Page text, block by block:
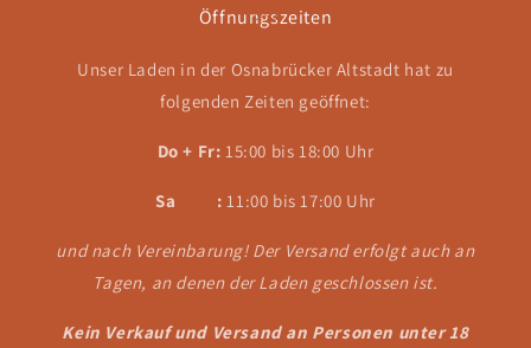
Öffnungszeiten
Unser Laden in der Osnabrücker Altstadt hat zu
folgenden Zeiten geöffnet:
Do + Fr: 15:00 bis 18:00 Uhr
Sa :11:00 bis 17:00 Uhr
und nach Vereinbarung! Der Versand erfolgt auch an
Tagen, an denen der Laden geschlossen ist.
Kein Verkauf und Versand an Personen unter 18